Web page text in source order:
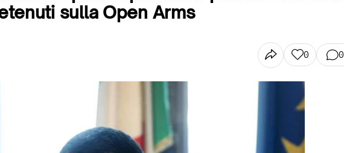
sulla Open Arms
0 0